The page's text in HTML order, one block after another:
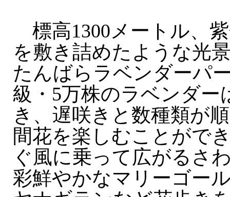
標高1300メートル、
を敷き詰めたような光
たんばらラベンダーパ
級・5万株のラベンダー
き、遅咲きと数種類が
間花を楽しむことがで
ぐ風に乗って広がるさ
彩鮮やかなマリーゴー